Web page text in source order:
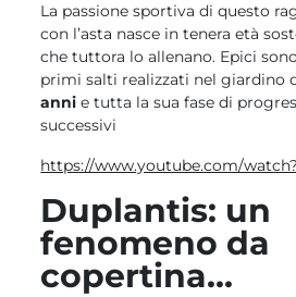
La passione sportiva di questo
con l’asta nasce in tenera età
che tuttora lo allenano. Epici
primi salti realizzati nel giardino
anni e tutta la sua fase di
successivi
https://www.youtube.com/
Duplantis: un
fenomeno da
copertina…